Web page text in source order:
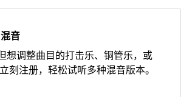
音
想调整曲目的打击乐、铜管乐，或
刻注册，轻松试听多种混音版本。